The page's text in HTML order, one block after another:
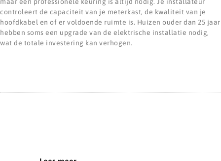
controleert de capaciteit van je meterkast, de kwaliteit van je
hoofdkabel en of er voldoende ruimte is. Huizen ouder dan 25 jaar
hebben soms een upgrade van de elektrische installatie nodig,
wat de totale investering kan verhogen.